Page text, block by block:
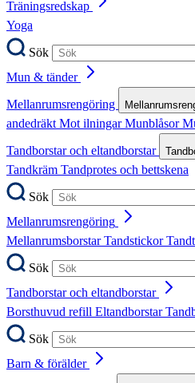
Träningsredskap
Yoga
Sök
Mun & tänder
Mellanrumsrengöring
andedräktMot ilningarMunblåsor
Tandborstar och eltandborstar
Tandkräm Tandprotes och bettskena
Sök
Mellanrumsrengöring
MellanrumsborstarTandstickor
Sök
Tandborstar och eltandborstar
Borsthuvud refill Eltandborstar
Sök
Barn & förälder